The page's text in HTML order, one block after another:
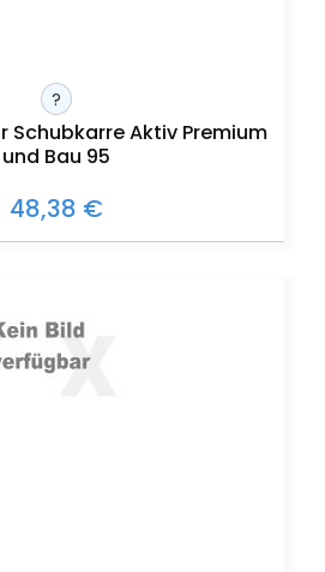
?
Schubkarre Aktiv Premium
und Bau 95
48,38 €